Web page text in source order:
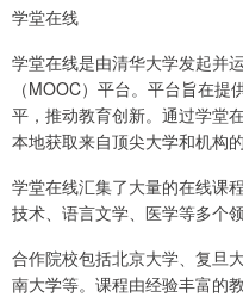
学堂在线
学堂在线是由清华大学发起并
（MOOC）平台。平台旨在
平，推动教育创新。通过学堂
本地获取来自顶尖大学和机构
学堂在线汇集了大量的在线课
技术、语言文学、医学等多个领
合作院校包括北京大学、复旦
南大学等。课程由经验丰富的